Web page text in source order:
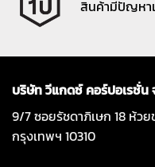
สินค้ามีปัญหา
บริษัท วีแกดซ์ คอร์ปอเรชั่น
9/7 ซอยรัชดาภิเษก 18 ห้วย
กรุงเทพฯ 10310